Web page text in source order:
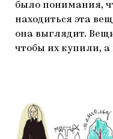
было понимания,
находиться эта
она выглядит.
чтобы их купили, а